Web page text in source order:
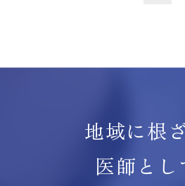
地域に根ざ
医師とし